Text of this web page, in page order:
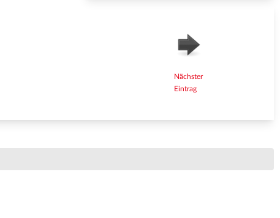
Nächster
Eintrag